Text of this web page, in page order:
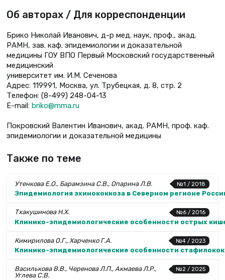
Об авторах / Для корреспонденции
Брико Николай Иванович, д-р мед. наук, проф., акад.
РАМН, зав. каф. эпидемиологии и доказательной
медицины ГОУ ВПО Первый Московский государственный
медицинский
университет им. И.М. Сеченова
Адрес: 119991, Москва, ул. Трубецкая, д. 8, стр. 2
Телефон: (8-499) 248-04-13
E-mail: briko@mma.ru
Покровский Валентин Иванович, акад. РАМН, проф. каф.
эпидемиологии и доказательной медицины
Также по теме
№1 / 2018
Утенкова Е.О., Барамзина С.В., Опарина Л.В.
Эпидемиология эхинококкоза в Северном регионе
№6 / 2016
Тхакушинова Н.Х.
Клинико-эпидемио­логические особенности острых
№4 / 2023
Кимирилова О.Г., Харченко Г.А.
Клинико-эпидемиологические особенности
№2 / 2025
Василькова В.В., Черенова Л.П., Акмаева Л.Р.,
Углева С.В.